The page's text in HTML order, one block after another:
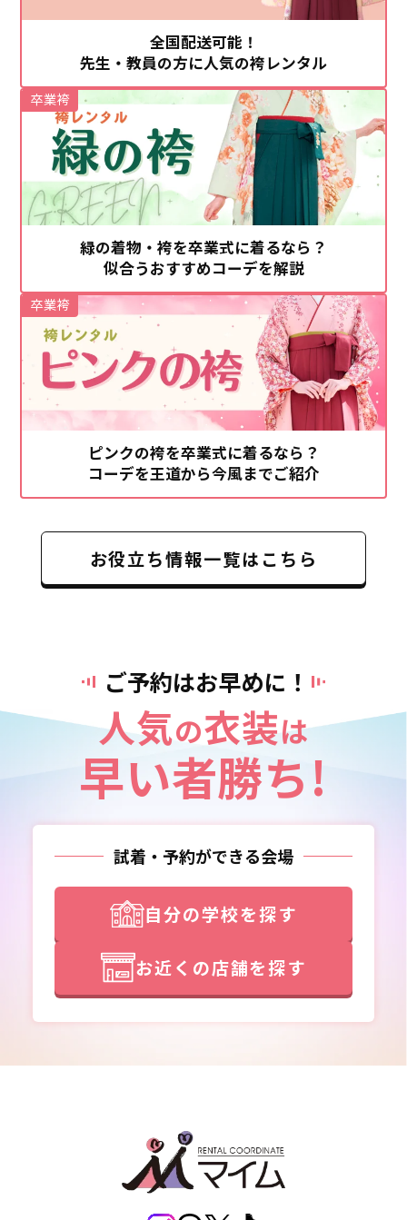
全国配送可能！
先生・教員の方に人気の袴レンタル
緑の着物・袴を卒業式に着るなら？
似合うおすすめコーデを解説
卒業袴
ピンクの袴を卒業式に着るなら？
コーデを王道から今風までご紹介
卒業袴
お役立ち情報一覧はこちら
ご予約はお早めに！
人気の衣装は
早い者勝ち!
試着・予約ができる会場
自分の学校を探す
お近くの店舗を探す